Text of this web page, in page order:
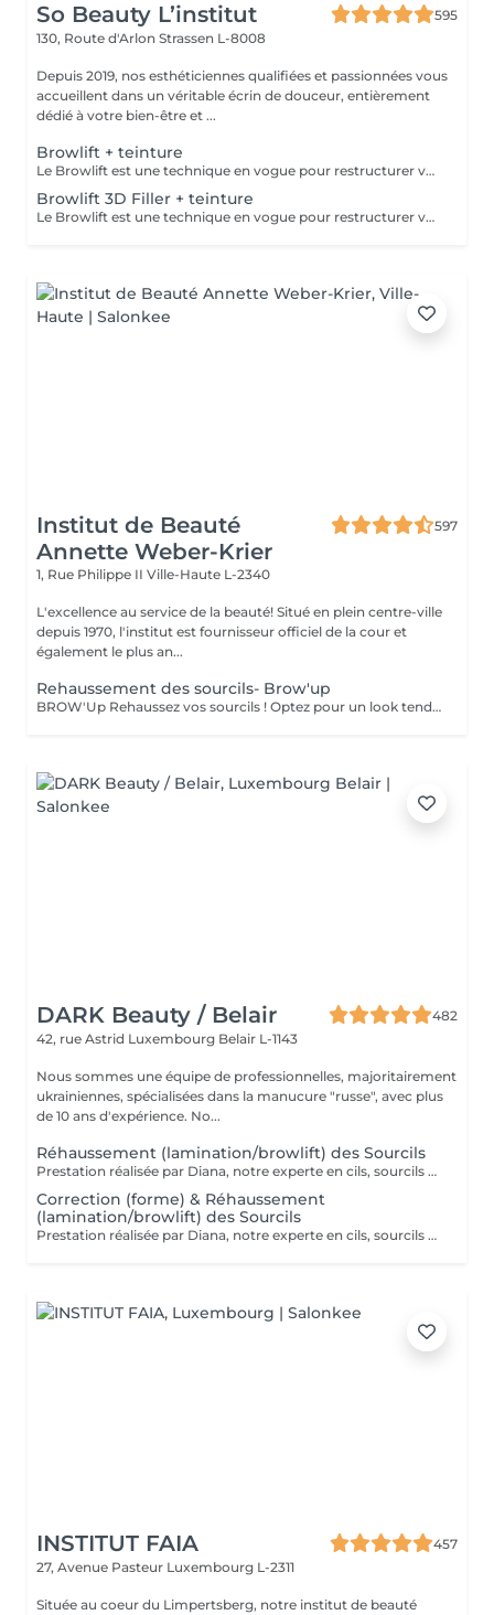
So Beauty L’institut
595
130, Route d'Arlon Strassen L-8008
Depuis 2019, nos esthéticiennes qualifiées et passionnées vous
accueillent dans un véritable écrin de douceur, entièrement
dédié à votre bien-être et ...
Browlift + teinture
Le Browlift est une technique en vogue pour restructurer vos sourcils qui permet de les épaissir et les rehausser tout en fixant leur mouvement pour un résultat qui dure environ 6 semaines. Ils paraissent plus fournis et volumineux,la teinture va accentuer la forme et intensifier la couleur. Le Browlift ouvre votre regard et le met en valeur.
Browlift 3D Filler + teinture
Le Browlift est une technique en vogue pour restructurer vos sourcils qui permet de les épaissir et les rehausser tout en fixant leur mouvement pour un résultat qui dure environ 6 semaines. Ils paraissent plus fournis et volumineux et la teinture va accentuer la forme et intensifier la couleur. Le Browlift ouvre votre regard et le met en valeur. Le soin 3D Filler est un soin naturel qui va agir sur la structure du poil et ainsi favoriser la croissance et le nourrir en profondeur.
Institut de Beauté
Annette Weber-Krier
597
1, Rue Philippe II Ville-Haute L-2340
L'excellence au service de la beauté! Situé en plein centre-ville
depuis 1970, l'institut est fournisseur officiel de la cour et
également le plus an...
Rehaussement des sourcils- Brow'up
BROW'Up Rehaussez vos sourcils ! Optez pour un look tendance ! Découvrez cette toute dernière tendance ! Le principe consiste à modifier le mouvement de vos poils de manière durable (+/- 6 semaines) en les rehaussant vers le haut et/ou dans leur mouvement naturel. Pourquoi ? Le sourcil sera plus ouvert, plus dense, il ouvrira considérablement le regard. Très utilisé par les plus grands maquilleurs, le coiffage du sourcil vers le haut à un vrai impact sur le regard, qui parait comme lifté, rehaussé. Egalement très utilisé en Amérique latine et en Asie, car les poils ont tendance à chuter vers le bas. Cette technique permet de les discipliner pour obtenir une ligne harmonieuse. Très utile également pour des sourcils qui frisent, qui prennent de mauvais plis , ou qui sont trop longs. Le but étant de les plaquer dans le sens le plus optimal . Messieurs, cette technique peut également vous convenir pour discipliner les volumes ! Sublime mariage avec une teinture 3D/HD Brow
DARK Beauty / Belair
482
42, rue Astrid Luxembourg Belair L-1143
Nous sommes une équipe de professionnelles, majoritairement
ukrainiennes, spécialisées dans la manucure "russe", avec plus
de 10 ans d'expérience. No...
Réhaussement (lamination/browlift) des Sourcils
Prestation réalisée par Diana, notre experte en cils, sourcils et épilation, avec plus de 10 ans d'expérience, garantissant précision et résultats de haute qualité.
Correction (forme) & Réhaussement
(lamination/browlift) des Sourcils
Prestation réalisée par Diana, notre experte en cils, sourcils et épilation, avec plus de 10 ans d'expérience, garantissant précision et résultats de haute qualité.
INSTITUT FAIA
457
27, Avenue Pasteur Luxembourg L-2311
Située au coeur du Limpertsberg, notre institut de beauté